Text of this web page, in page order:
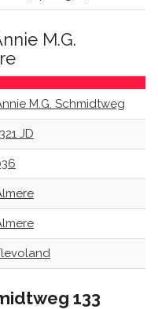
M.G.
M.G. Schmidtweg
JD
133